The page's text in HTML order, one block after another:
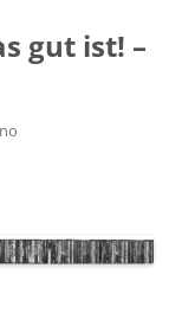
gut ist! –